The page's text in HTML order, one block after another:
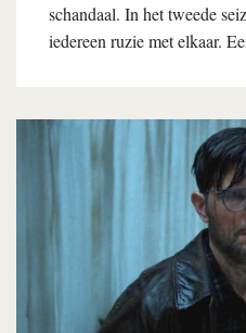
schandaal. In het tweede
iedereen ruzie met elkaar.
Lees verder